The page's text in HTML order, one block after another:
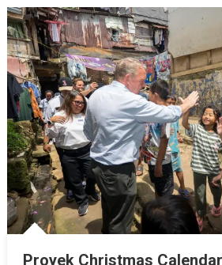
Proyek Christmas